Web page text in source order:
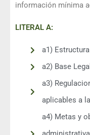
información mínima
LITERAL A:
a1)
a2) Base
a3)
aplicables a
a4) Metas y